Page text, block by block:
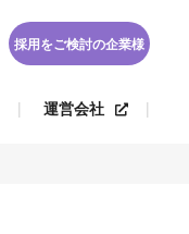
採用をご検討の企業様
運営会社